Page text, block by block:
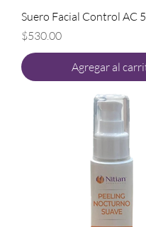
Suero Facial Control AC
Precio
$530.00
Agregar al